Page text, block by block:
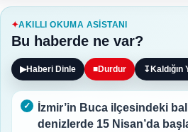
AKILLI OKUMA ASISTANI
Bu haberde ne var?
▶Haberi Dinle ■Durdur ↧
İzmir’in Buca ilçesindeki
denizlerde 15 Nisan’da